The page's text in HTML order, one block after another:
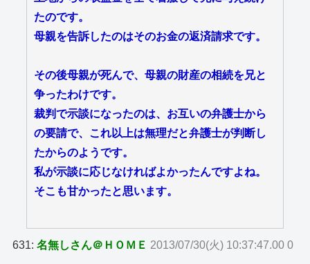
たのです。
母親を告訴したのはそのお金の返済請求です。
その後母親が死んで、母親の財産の相続を兄と
争ったわけです。
裁判で示談になったのは、お互いの弁護士から
の要請で、これ以上は無理だと弁護士が判断し
たからのようです。
私が示談に応じなければよかったんですよね。
そこも甘かったと思います。
631:名無しさん＠ＨＯＭＥ 2013/07/30(火) 10:37:47.00 0